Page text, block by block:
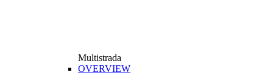
Multistrada
OVERVIEW